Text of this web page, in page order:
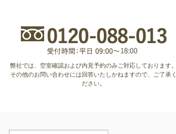
弊社では、空室確認および内見予約のみご対応しております。
その他のお問い合わせには回答いたしかねますので、ご了承く
ださい。